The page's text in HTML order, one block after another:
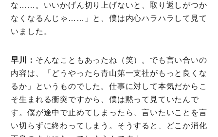
な……。いいかげん切り上げないと、取り返しがつか
なくなるんじゃ……」と、僕は内心ハラハラして見て
いました。
早川： そんなこともあったね（笑）。でも言い合いの
内容は、「どうやったら青山第一支社がもっと良くな
るか」というものでした。仕事に対して本気だからこ
そ生まれる衝突ですから、僕は黙って見ていたんで
す。僕が途中で止めてしまったら、言いたいことを言
い切らずに終わってしまう。そうすると、どこか消化